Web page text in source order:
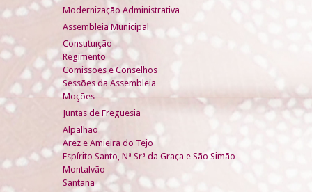
Modernização Administrativa
Assembleia Municipal
Constituição
Regimento
Comissões e Conselhos
Sessões da Assembleia
Moções
Juntas de Freguesia
Alpalhão
Arez e Amieira do Tejo
Espírito Santo, Nª Srª da Graça e São Simão
Montalvão
Santana